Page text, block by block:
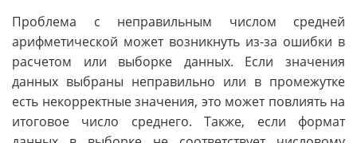
Проблема с неправильным числом средней
арифметической может возникнуть из-за ошибки в
расчетом или выборке данных. Если значения
данных выбраны неправильно или в промежутке
есть некорректные значения, это может повлиять на
итоговое число среднего. Также, если формат